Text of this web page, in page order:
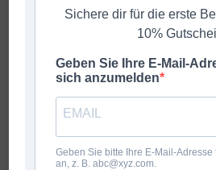
Audio Cd's Schönsten
Sichere dir für die erste
10%
Geben Sie Ihre E-Mail-
sich anzumelden
Geben Sie bitte Ihre E-Mail-Adresse
an, z. B. abc@xyz.com.